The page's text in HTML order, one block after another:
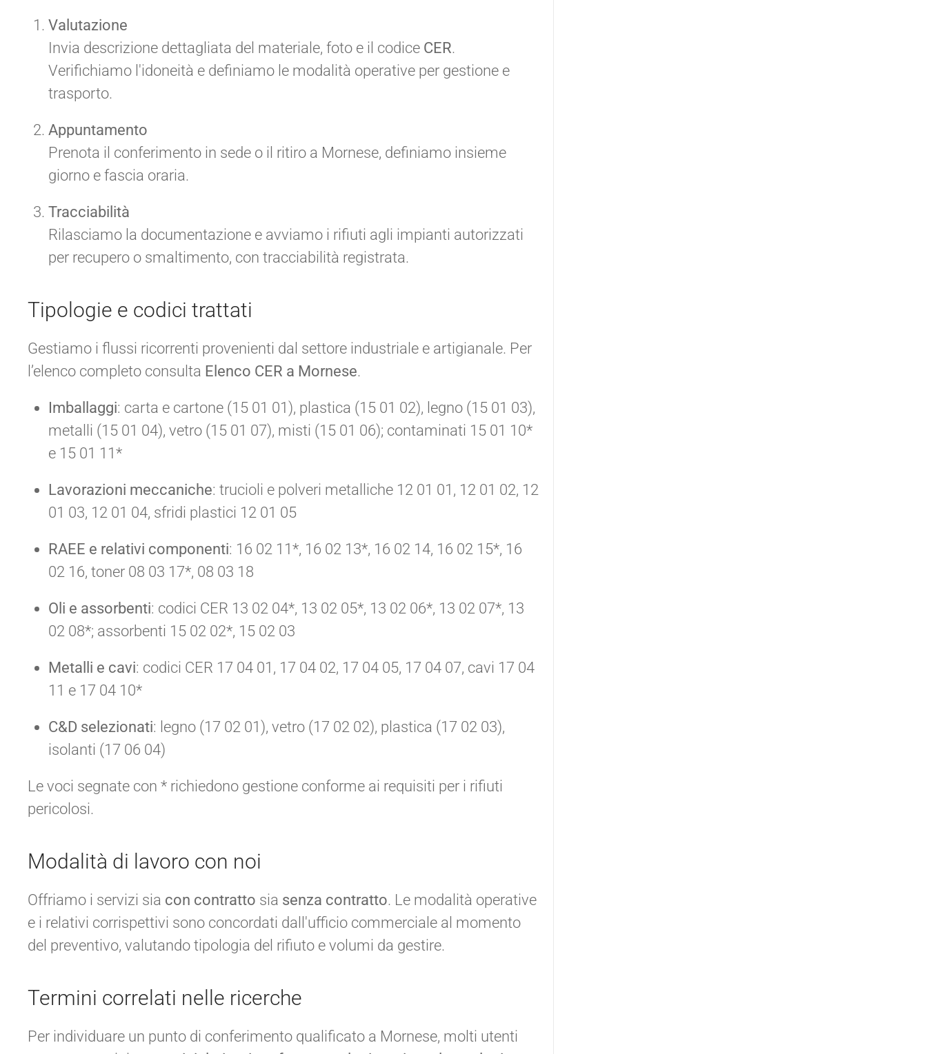
Valutazione
Invia descrizione dettagliata del materiale, foto e il codice CER.
Verifichiamo l'idoneità e definiamo le modalità operative per gestione e
trasporto.
Appuntamento
Prenota il conferimento in sede o il ritiro a Mornese, definiamo insieme
giorno e fascia oraria.
Tracciabilità
Rilasciamo la documentazione e avviamo i rifiuti agli impianti autorizzati
per recupero o smaltimento, con tracciabilità registrata.
Tipologie e codici trattati
Gestiamo i flussi ricorrenti provenienti dal settore industriale e artigianale. Per
l’elenco completo consulta Elenco CER a Mornese.
Imballaggi: carta e cartone (15 01 01), plastica (15 01 02), legno (15 01 03),
metalli (15 01 04), vetro (15 01 07), misti (15 01 06); contaminati 15 01 10*
e 15 01 11*
Lavorazioni meccaniche: trucioli e polveri metalliche 12 01 01, 12 01 02, 12
01 03, 12 01 04, sfridi plastici 12 01 05
RAEE e relativi componenti: 16 02 11*, 16 02 13*, 16 02 14, 16 02 15*, 16
02 16, toner 08 03 17*, 08 03 18
Oli e assorbenti: codici CER 13 02 04*, 13 02 05*, 13 02 06*, 13 02 07*, 13
02 08*; assorbenti 15 02 02*, 15 02 03
Metalli e cavi: codici CER 17 04 01, 17 04 02, 17 04 05, 17 04 07, cavi 17 04
11 e 17 04 10*
C&D selezionati: legno (17 02 01), vetro (17 02 02), plastica (17 02 03),
isolanti (17 06 04)
Le voci segnate con * richiedono gestione conforme ai requisiti per i rifiuti
pericolosi.
Modalità di lavoro con noi
Offriamo i servizi sia con contratto sia senza contratto. Le modalità operative
e i relativi corrispettivi sono concordati dall'ufficio commerciale al momento
del preventivo, valutando tipologia del rifiuto e volumi da gestire.
Termini correlati nelle ricerche
Per individuare un punto di conferimento qualificato a Mornese, molti utenti